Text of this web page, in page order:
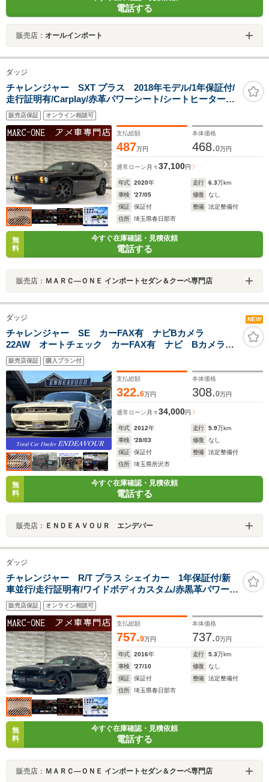
電話する
販売店： オールインポート
ダッジ
チャレンジャー SXT プラス 2018年モデル/1年保証付/
走行証明有/Carplay/赤革パワーシート/シートヒーター・
シートエアコン/ETC/リアソナー/Bluetooth&USB/バック
カメラ/純正20inchAW/Borlaマフラー
販売店保証 オンライン相談可
支払総額
487万円
本体価格
468.0万円
通常ローン 月々37,100円
年式 2020年 走行 6.3万km
車検
'27/05 修復
なし
保証
保証付 整備
法定整備付
住所
埼玉県春日部市
無
料
今すぐ在庫確認・見積依頼
電話する
販売店： ＭＡＲＣ―ＯＮＥ インポートセダン＆クーペ専門店
ダッジ NEW
チャレンジャー SE カーFAX有 ナビBカメラ
22AW オートチェック カーFAX有 ナビ Bカメラ
社外エアロ&マフラー 社外22インチAW 記録簿
販売店保証 購入プラン付
支払総額
322.6万円
本体価格
308.0万円
通常ローン 月々34,000円
年式 2012年 走行 5.9万km
車検
'28/03 修復
なし
保証
保証付 整備
法定整備付
住所
埼玉県所沢市
無
料
今すぐ在庫確認・見積依頼
電話する
販売店： ＥＮＤＥＡＶＯＵＲ エンデバー
ダッジ
チャレンジャー R/T プラス シェイカー 1年保証付/新
車並行/走行証明有/ワイドボディカスタム/赤黒革パワーシ
ート/エアシート&ヒーター/ETC/ステアリングヒーター/バ
ックカメラ/リアソナー/20inchAW
販売店保証 オンライン相談可
支払総額
757.9万円
本体価格
737.0万円
年式 2016年 走行 5.3万km
車検
'27/10 修復
なし
保証
保証付 整備
法定整備付
住所
埼玉県春日部市
無
料
今すぐ在庫確認・見積依頼
電話する
販売店： ＭＡＲＣ―ＯＮＥ インポートセダン＆クーペ専門店